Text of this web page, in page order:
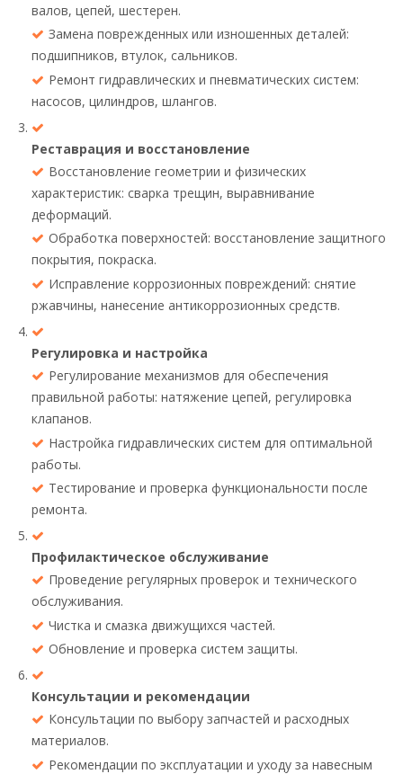
валов, цепей, шестерен.
Замена поврежденных или изношенных деталей:
подшипников, втулок, сальников.
Ремонт гидравлических и пневматических систем:
насосов, цилиндров, шлангов.
Реставрация и восстановление
Восстановление геометрии и физических
характеристик: сварка трещин, выравнивание
деформаций.
Обработка поверхностей: восстановление защитного
покрытия, покраска.
Исправление коррозионных повреждений: снятие
ржавчины, нанесение антикоррозионных средств.
Регулировка и настройка
Регулирование механизмов для обеспечения
правильной работы: натяжение цепей, регулировка
клапанов.
Настройка гидравлических систем для оптимальной
работы.
Тестирование и проверка функциональности после
ремонта.
Профилактическое обслуживание
Проведение регулярных проверок и технического
обслуживания.
Чистка и смазка движущихся частей.
Обновление и проверка систем защиты.
Консультации и рекомендации
Консультации по выбору запчастей и расходных
материалов.
Рекомендации по эксплуатации и уходу за навесным